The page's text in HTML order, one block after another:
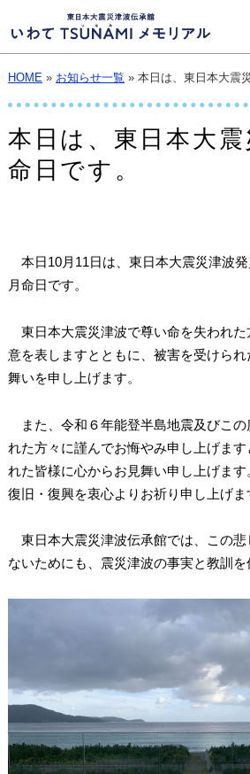
HOME» お知らせ一覧 » 本日は、東日本大震
本日は、東日本大震
命日です。
本日10月11日は、東日本大震災津波
月命日です。
東日本大震災津波で尊い命を失われた
意を表しますとともに、被害を受けら
舞いを申し上げます。
また、令和６年能登半島地震及びこの
れた方々に謹んでお悔やみ申し上げま
れた皆様に心からお見舞い申し上げま
復旧・復興を衷心よりお祈り申し上げま
東日本大震災津波伝承館では、この悲
ないためにも、震災津波の事実と教訓を